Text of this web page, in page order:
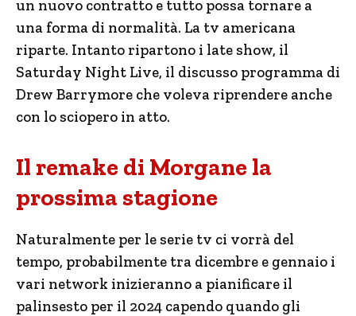
un nuovo contratto e tutto possa tornare a
una forma di normalità. La tv americana
riparte. Intanto ripartono i late show, il
Saturday Night Live, il discusso programma di
Drew Barrymore che voleva riprendere anche
con lo sciopero in atto.
Il remake di Morgane la
prossima stagione
Naturalmente per le serie tv ci vorrà del
tempo, probabilmente tra dicembre e gennaio i
vari network inizieranno a pianificare il
palinsesto per il 2024 capendo quando gli